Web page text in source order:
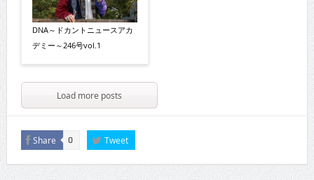
DNA～ドカントニュースアカ
デミー～246号vol.1
Load more posts
Share 0 Tweet